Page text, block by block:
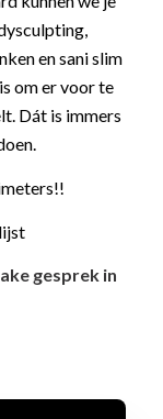
en sani slim
om er voor te
Dát is immers
gesprek in